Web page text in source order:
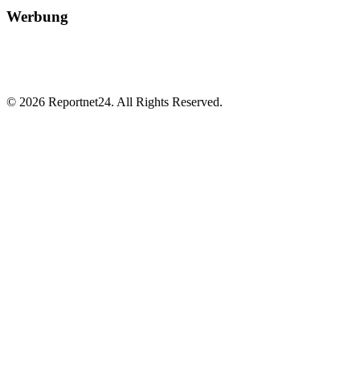
Werbung
© 2026 Reportnet24. All Rights Reserved.